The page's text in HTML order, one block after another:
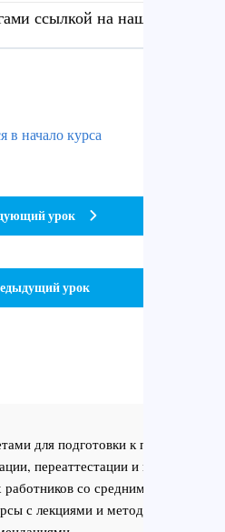
ссылкой на наш сайт
урок
в начало курса
урок
для подготовки к первичной
переаттестации и повышения
со средним и высшим
с лекциями и методическими